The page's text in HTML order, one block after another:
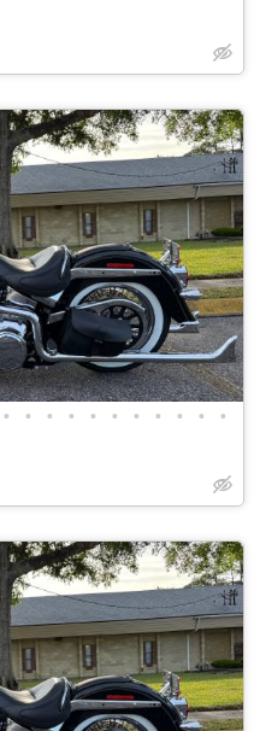
• • • • • • • • • • •